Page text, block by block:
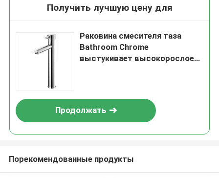
Получить лучшую цену для
Раковина смесителя таза
Bathroom Chrome
выстукивает высокорослое
Продолжать
Порекомендованные продукты